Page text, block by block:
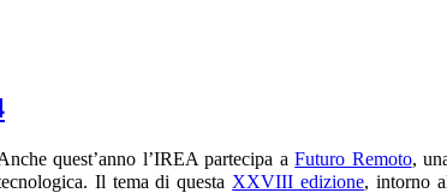
quest’anno l’IREA partecipa aFuturo Remoto,
Il tema di questa XXVIII edizione, intorno